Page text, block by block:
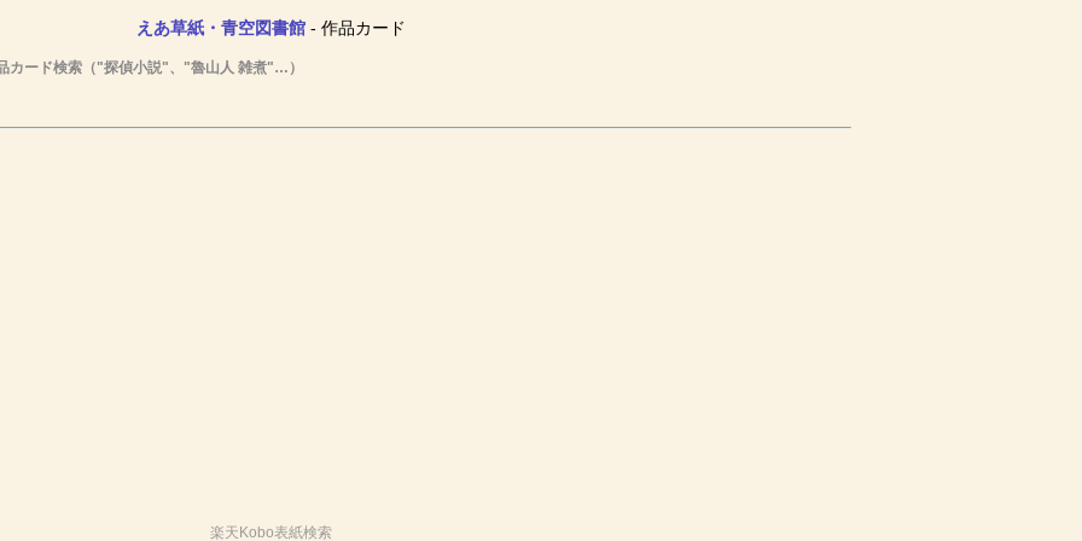
えあ草紙・青空図書館- 作品カード
カード検索（"探偵小説"、"魯山人 雑煮"…）
楽天Kobo表紙検索